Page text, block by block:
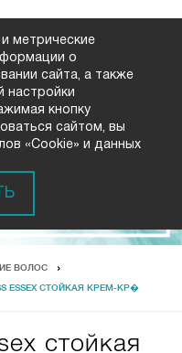
ВОЛОС
ESSEX СТОЙКАЯ КРЕМ-КР�
стойкая
метрические
о
сайта, а также
настройки
кнопку
сайтом, вы
«Cookie» и данных